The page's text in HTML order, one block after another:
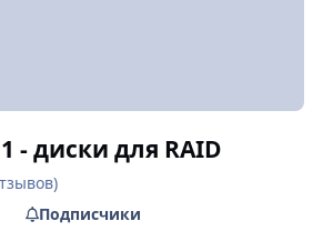
- диски для RAID
Подписчики